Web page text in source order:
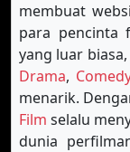
membuat
para pencinta
yang luar
Drama,
menarik.
Film selalu
dunia